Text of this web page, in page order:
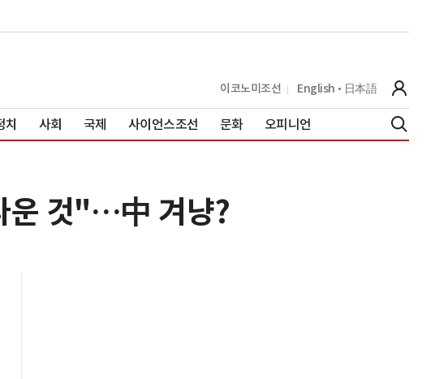
이코노미조선 English 日本語
치 사회 국제 사이언스조선 문화 오피니언
운 것"…中 겨냥?